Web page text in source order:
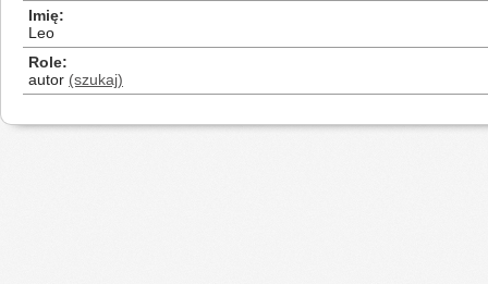
Imię
Leo
Role
autor (szukaj)